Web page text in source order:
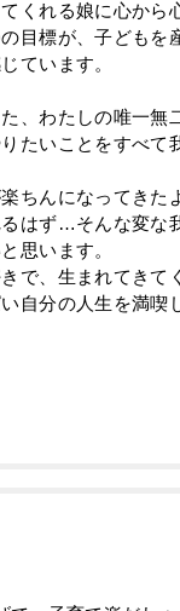
くれる娘に心から
目標が、子どもを
ています。
、わたしの唯一無
たいことをすべて
ちんになってきた
はず…そんな変な
思います。
で、生まれてきて
自分の人生を満喫